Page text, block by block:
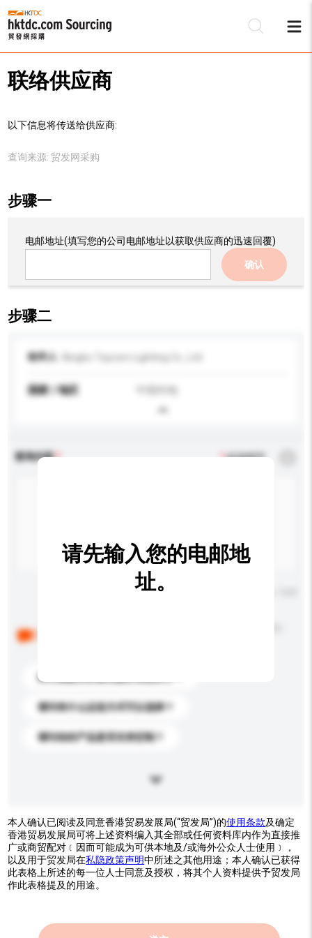
联络供应商
以下信息将传送给供应商:
查询来源: 贸发网采购
步骤一
电邮地址(填写您的公司电邮地址以获取供应商的迅速回覆)
确认
步骤二
收件人
国家 / 地区
查询内容 *必须填写
你们能提供的最优惠价格是多少？
请问有什么运送方式可以选择？
请问你的产品是否支持定制？
请先输入您的电邮地
址。
本人确认已阅读及同意香港贸易发展局(“贸发局”)的使用条款及确定
香港贸易发展局可将上述资料编入其全部或任何资料库内作为直接推
广或商贸配对﹝因而可能成为可供本地及/或海外公众人士使用﹞，
以及用于贸发局在私隐政策声明中所述之其他用途；本人确认已获得
此表格上所述的每一位人士同意及授权，将其个人资料提供予贸发局
作此表格提及的用途。